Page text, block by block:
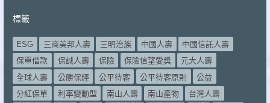
標籤
ESG 三商美邦人壽 三明治族 中國人壽
中國信託人壽
保單借款
保誠人壽 保險 保險信望愛獎
元大人壽
全球人壽
公勝保經 公平待客 公平待客原則
公益
分紅保單
利率變動型 南山人壽 南山產物
台灣人壽